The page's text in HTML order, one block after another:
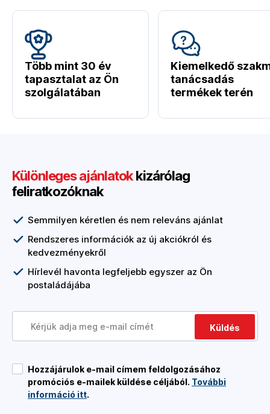
Több mint 30 év
tapasztalat az Ön
szolgálatában
Kiemelkedő
tanácsadás
termékek terén
Különleges ajánlatokkizárólag
feliratkozóknak
Semmilyen kéretlen és nem releváns ajánlat
Rendszeres információk az új akciókról és
kedvezményekről
Hírlevél havonta legfeljebb egyszer az Ön
postaládájába
Küldés
Hozzájárulok e-mail címem feldolgozásához
promóciós e-mailek küldése céljából. További
információ itt.